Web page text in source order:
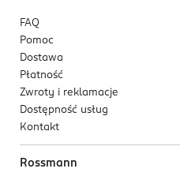
FAQ
Pomoc
Dostawa
Płatność
Zwroty i reklamacje
Dostępność usług
Kontakt
Rossmann